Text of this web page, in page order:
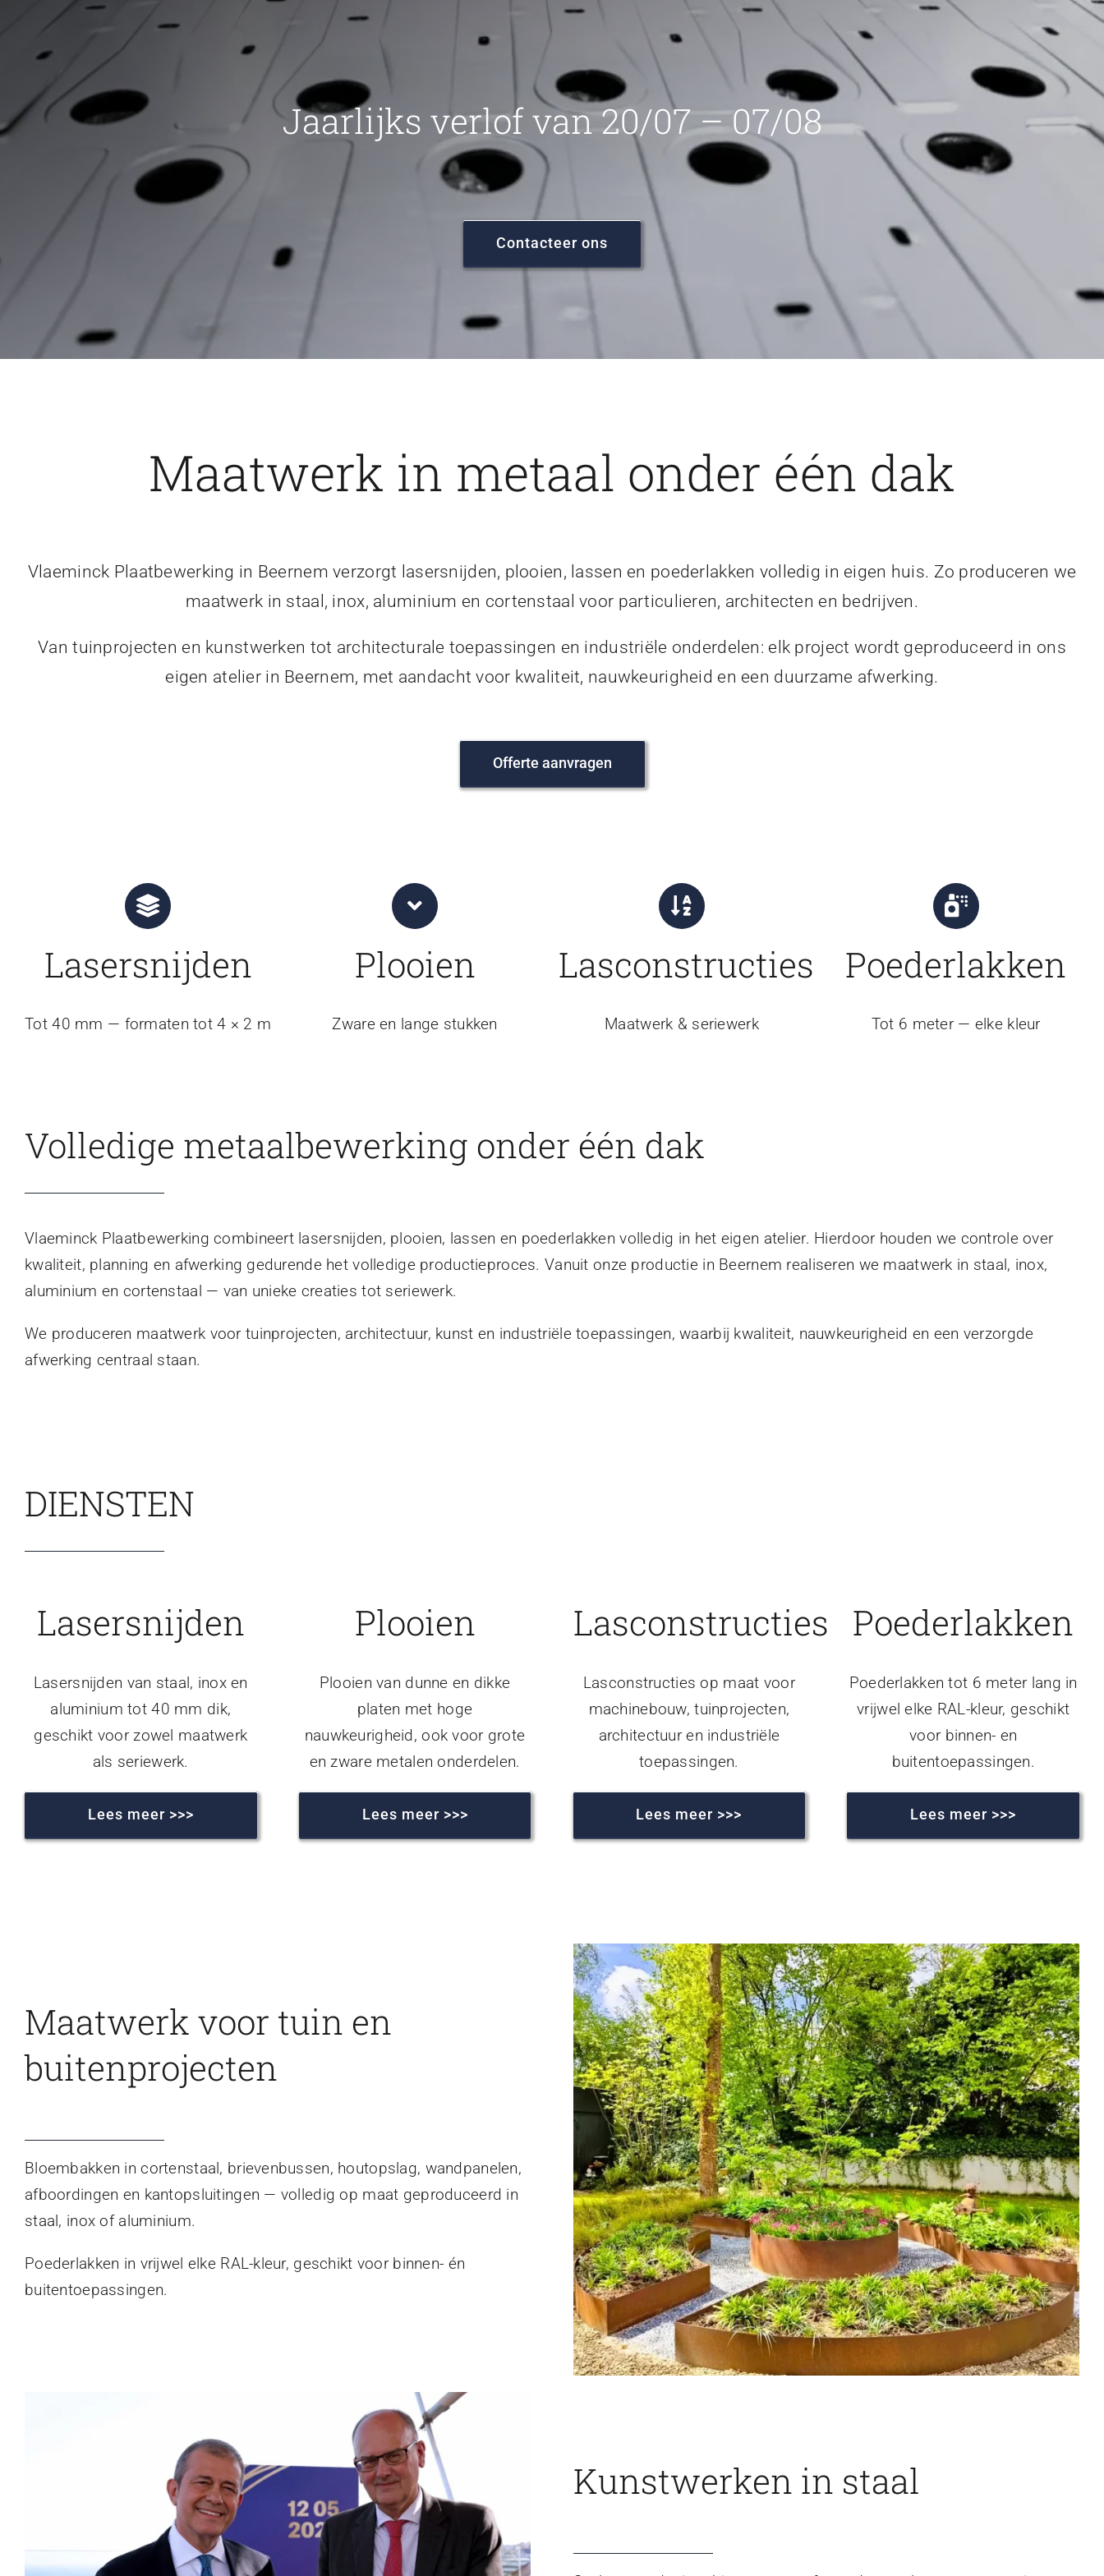
Jaarlijks verlof van 20/07 – 07/08
Contacteer ons
Maatwerk in metaal onder één dak
Vlaeminck Plaatbewerking in Beernem verzorgt lasersnijden, plooien, lassen en poederlakken volledig in eigen huis. Zo produceren we
maatwerk in staal, inox, aluminium en cortenstaal voor particulieren, architecten en bedrijven.
Van tuinprojecten en kunstwerken tot architecturale toepassingen en industriële onderdelen: elk project wordt geproduceerd in ons
eigen atelier in Beernem, met aandacht voor kwaliteit, nauwkeurigheid en een duurzame afwerking.
Offerte aanvragen
Lasersnijden
Tot 40 mm — formaten tot 4 × 2 m
Plooien
Zware en lange stukken
Lasconstructies
Maatwerk & seriewerk
Poederlakken
Tot 6 meter — elke kleur
Volledige metaalbewerking onder één dak
Vlaeminck Plaatbewerking combineert lasersnijden, plooien, lassen en poederlakken volledig in het eigen atelier. Hierdoor houden we controle over
kwaliteit, planning en afwerking gedurende het volledige productieproces. Vanuit onze productie in Beernem realiseren we maatwerk in staal, inox,
aluminium en cortenstaal — van unieke creaties tot seriewerk.
We produceren maatwerk voor tuinprojecten, architectuur, kunst en industriële toepassingen, waarbij kwaliteit, nauwkeurigheid en een verzorgde
afwerking centraal staan.
DIENSTEN
Lasersnijden
Lasersnijden van staal, inox en
aluminium tot 40 mm dik,
geschikt voor zowel maatwerk
als seriewerk.
Lees meer >>>
Plooien
Plooien van dunne en dikke
platen met hoge
nauwkeurigheid, ook voor grote
en zware metalen onderdelen.
Lees meer >>>
Lasconstructies
Lasconstructies op maat voor
machinebouw, tuinprojecten,
architectuur en industriële
toepassingen.
Lees meer >>>
Poederlakken
Poederlakken tot 6 meter lang in
vrijwel elke RAL-kleur, geschikt
voor binnen- en
buitentoepassingen.
Lees meer >>>
Maatwerk voor tuin en
buitenprojecten
Bloembakken in cortenstaal, brievenbussen, houtopslag, wandpanelen,
afboordingen en kantopsluitingen — volledig op maat geproduceerd in
staal, inox of aluminium.
Poederlakken in vrijwel elke RAL-kleur, geschikt voor binnen- én
buitentoepassingen.
Kunstwerken in staal